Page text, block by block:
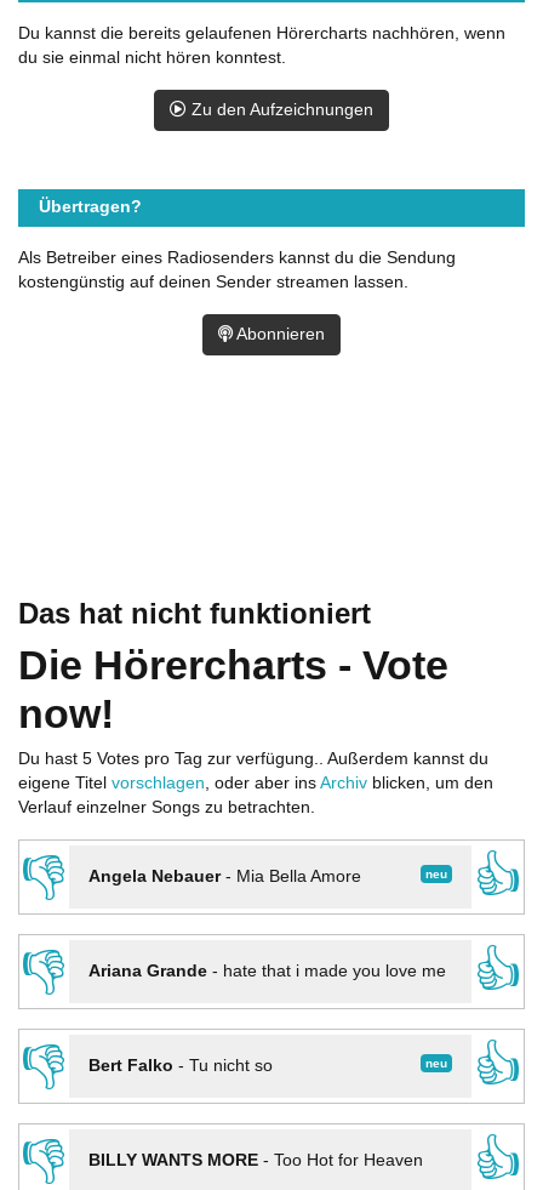
Das hat nicht funktioniert
Die Hörercharts - Vote
now!
Du hast 5 Votes pro Tag zur verfügung.. Außerdem kannst du
eigene Titel vorschlagen, oder aber ins Archiv blicken, um den
Verlauf einzelner Songs zu betrachten.
👎 neu
Angela Nebauer- Mia Bella Amore
👍
👎
Ariana Grande- hate that i made you love me
👍
👎
neu
Bert Falko - Tu nicht so
👍
👎
BILLY WANTS MORE- Too Hot for Heaven
👍
Du kannst die bereits gelaufenen Hörercharts nachhören, wenn
du sie einmal nicht hören konntest.
Zu den Aufzeichnungen
Übertragen?
Als Betreiber eines Radiosenders kannst du die Sendung
kostengünstig auf deinen Sender streamen lassen.
Abonnieren